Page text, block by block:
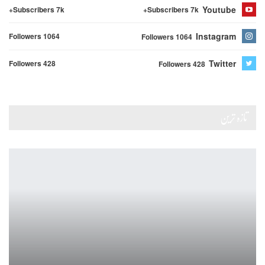
Youtube
Subscribers 7k+
Subscribers 7k+
Instagram
Followers 1064
Followers 1064
Twitter
Followers 428
Followers 428